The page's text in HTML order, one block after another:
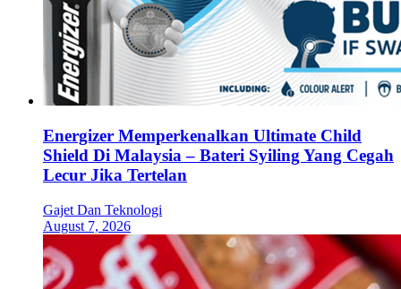
Energizer Memperkenalkan Ultimate Child
Shield Di Malaysia – Bateri Syiling Yang Cegah
Lecur Jika Tertelan
Gajet Dan Teknologi
August 7, 2026